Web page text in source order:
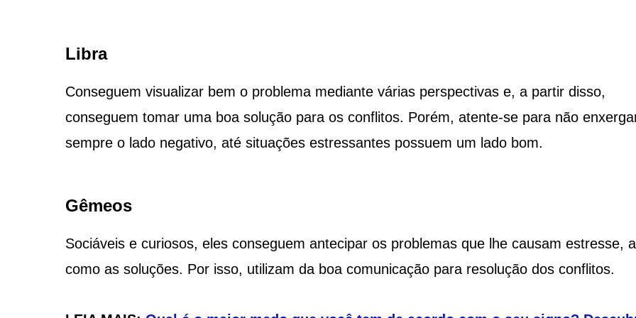
Libra
Conseguem visualizar bem o problema mediante várias perspectivas e, a partir disso,
conseguem tomar uma boa solução para os conflitos. Porém, atente-se para não
sempre o lado negativo, até situações estressantes possuem um lado bom.
Gêmeos
Sociáveis e curiosos, eles conseguem antecipar os problemas que lhe causam estresse,
como as soluções. Por isso, utilizam da boa comunicação para resolução dos conflitos.